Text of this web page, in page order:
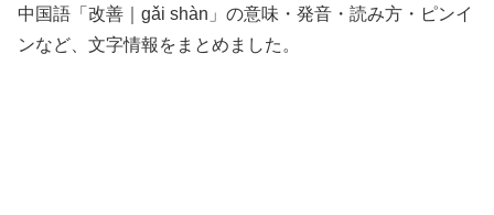
中国語「改善｜gǎi shàn」の意味・発音・読み方・ピンイ
ンなど、文字情報をまとめました。